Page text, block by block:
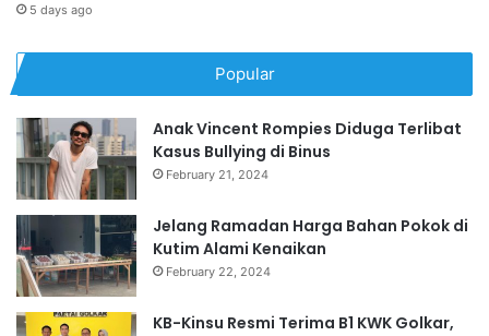
5 days ago
Popular
Anak Vincent Rompies Diduga Terlibat
Kasus Bullying di Binus
February 21, 2024
Jelang Ramadan Harga Bahan Pokok di
Kutim Alami Kenaikan
February 22, 2024
KB-Kinsu Resmi Terima B1 KWK Golkar,